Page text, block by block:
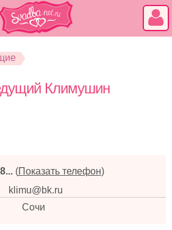
Климушин
(Показать телефон)
klimu@bk.ru
Сочи